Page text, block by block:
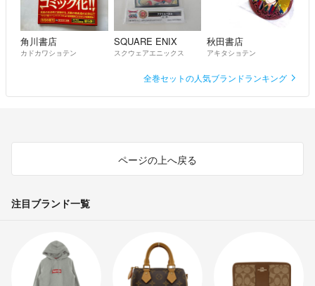
角川書店
カドカワショテン
SQUARE ENIX
スクウェアエニックス
秋田書店
アキタショテン
全巻セットの人気ブランドランキング
ページの上へ戻る
注目ブランド一覧